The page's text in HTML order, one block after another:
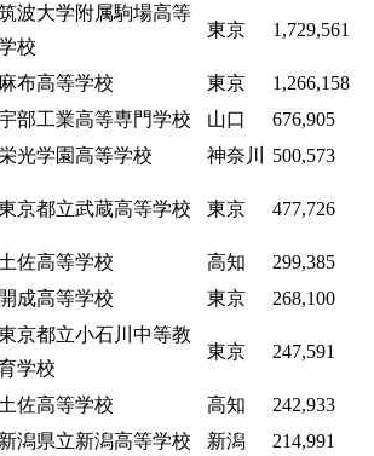
波大学附属駒場高等
校
東京 1,729,561
麻布高等学校 東京
1,266,158
部工業高等専門学校 山口
676,905
光学園高等学校 神奈川 500,573
京都立武蔵高等学校 東京 477,726
土佐高等学校 高知
299,385
開成高等学校 東京 268,100
京都立小石川中等教
学校
東京 247,591
土佐高等学校 高知
242,933
新潟県立新潟高等学校 新潟 214,991